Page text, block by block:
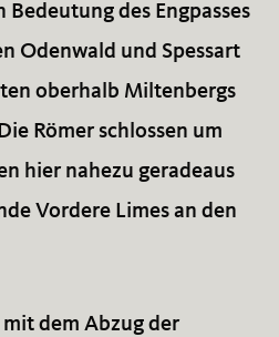
des Engpasses
Odenwald und Spessart
oberhalb Miltenbergs
Römer schlossen um
hier nahezu geradeaus
Vordere Limes an den
dem Abzug der